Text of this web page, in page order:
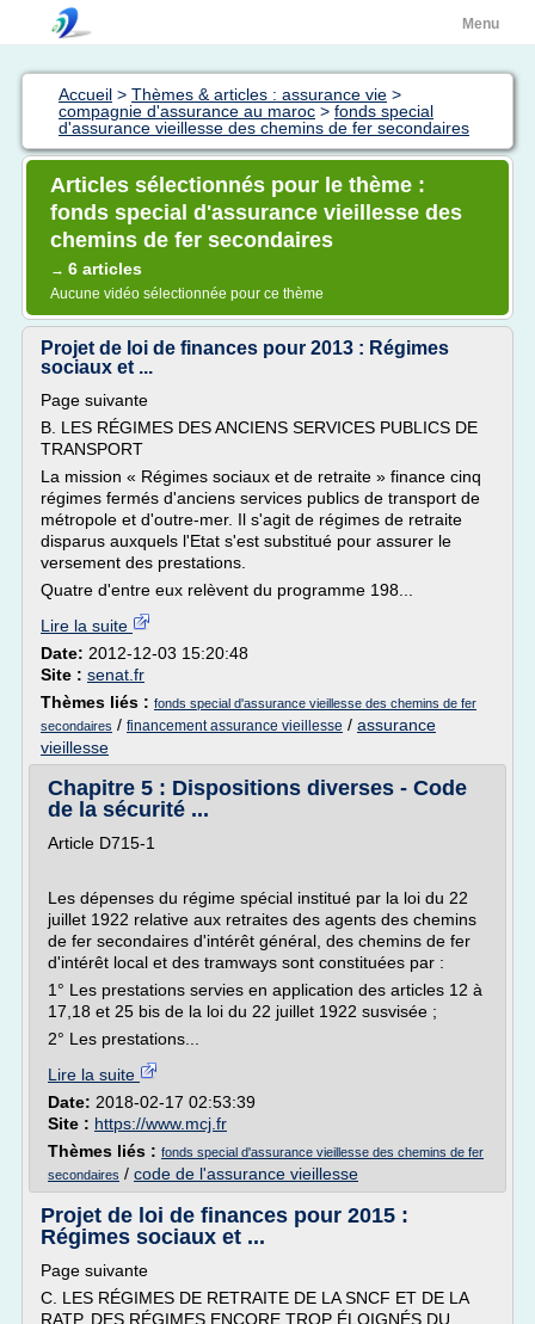
Menu
Accueil > Thèmes & articles : assurance vie >
compagnie d'assurance au maroc > fonds special
d'assurance vieillesse des chemins de fer secondaires
Articles sélectionnés pour le thème :
fonds special d'assurance vieillesse des
chemins de fer secondaires
→ 6 articles
Aucune vidéo sélectionnée pour ce thème
Projet de loi de finances pour 2013 : Régimes
sociaux et ...
Page suivante
B. LES RÉGIMES DES ANCIENS SERVICES PUBLICS DE
TRANSPORT
La mission « Régimes sociaux et de retraite » finance cinq
régimes fermés d'anciens services publics de transport de
métropole et d'outre-mer. Il s'agit de régimes de retraite
disparus auxquels l'Etat s'est substitué pour assurer le
versement des prestations.
Quatre d'entre eux relèvent du programme 198...
Lire la suite
Date: 2012-12-03 15:20:48
Site : senat.fr
Thèmes liés : fonds special d'assurance vieillesse des chemins de fer
secondaires / financement assurance vieillesse / assurance
vieillesse
Chapitre 5 : Dispositions diverses - Code
de la sécurité ...
Article D715-1
Les dépenses du régime spécial institué par la loi du 22
juillet 1922 relative aux retraites des agents des chemins
de fer secondaires d'intérêt général, des chemins de fer
d'intérêt local et des tramways sont constituées par :
1° Les prestations servies en application des articles 12 à
17,18 et 25 bis de la loi du 22 juillet 1922 susvisée ;
2° Les prestations...
Lire la suite
Date: 2018-02-17 02:53:39
Site : https://www.mcj.fr
Thèmes liés : fonds special d'assurance vieillesse des chemins de fer
secondaires / code de l'assurance vieillesse
Projet de loi de finances pour 2015 :
Régimes sociaux et ...
Page suivante
C. LES RÉGIMES DE RETRAITE DE LA SNCF ET DE LA
RATP, DES RÉGIMES ENCORE TROP ÉLOIGNÉS DU